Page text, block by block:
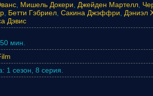
Мишель Докери Джейден Мартелл
Бетти Гэбриел Сакина Джэффри Дэниэл
Дэвис
50 мин.
1 сезон, 8 серия.